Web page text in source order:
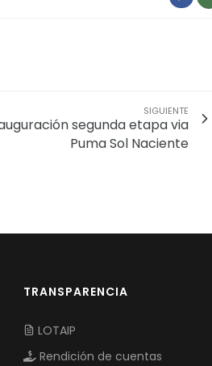
SIGUIENTE
segunda etapa via
Puma Sol Naciente
TRANSPARENCIA
LOTAIP
Rendición de cuentas